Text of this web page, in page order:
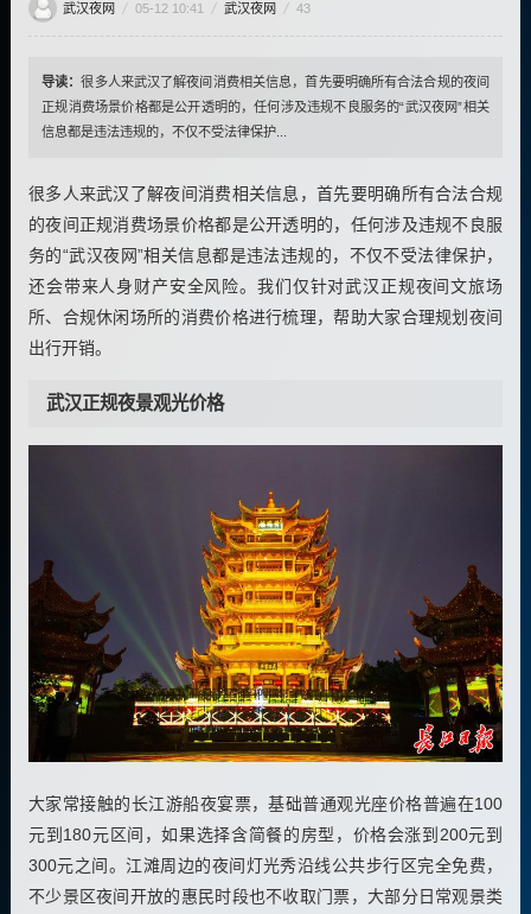
武汉夜网 05-12 10:41 武汉夜网 43
导读：很多人来武汉了解夜间消费相关信息，首先要明确所有合法合规的夜间
正规消费场景价格都是公开透明的，任何涉及违规不良服务的“武汉夜网”相关
信息都是违法违规的，不仅不受法律保护...
很多人来武汉了解夜间消费相关信息，首先要明确所有合法合规
的夜间正规消费场景价格都是公开透明的，任何涉及违规不良服
务的“武汉夜网”相关信息都是违法违规的，不仅不受法律保护，
还会带来人身财产安全风险。我们仅针对武汉正规夜间文旅场
所、合规休闲场所的消费价格进行梳理，帮助大家合理规划夜间
出行开销。
武汉正规夜景观光价格
大家常接触的长江游船夜宴票，基础普通观光座价格普遍在100
元到180元区间，如果选择含简餐的房型，价格会涨到200元到
300元之间。江滩周边的夜间灯光秀沿线公共步行区完全免费，
不少景区夜间开放的惠民时段也不收取门票，大部分日常观景类